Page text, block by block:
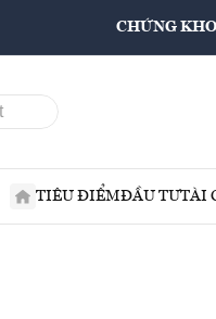
CHỨNG
TIÊU ĐIỂMĐẦU TƯTÀI